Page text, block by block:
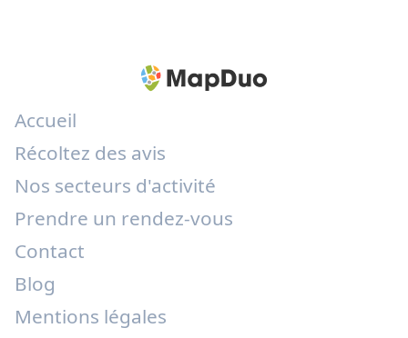
Accueil
Récoltez des avis
Nos secteurs d'activité
Prendre un rendez-vous
Contact
Blog
Mentions légales